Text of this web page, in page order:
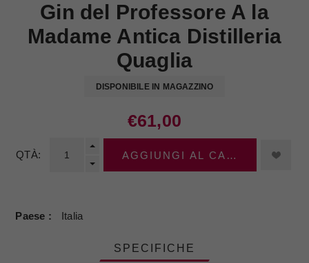
Gin del Professore A la
Madame Antica Distilleria
Quaglia
DISPONIBILE IN MAGAZZINO
€61,00
QTÀ: AGGIUNGI AL CARRELLO
Paese Italia
SPECIFICHE